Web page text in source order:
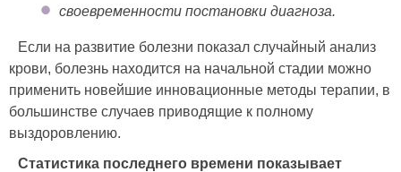
своевременности постановки диагноза.
Если на развитие болезни показал случайный анализ
крови, болезнь находится на начальной стадии можно
применить новейшие инновационные методы терапии, в
большинстве случаев приводящие к полному
выздоровлению.
Статистика последнего времени показывает